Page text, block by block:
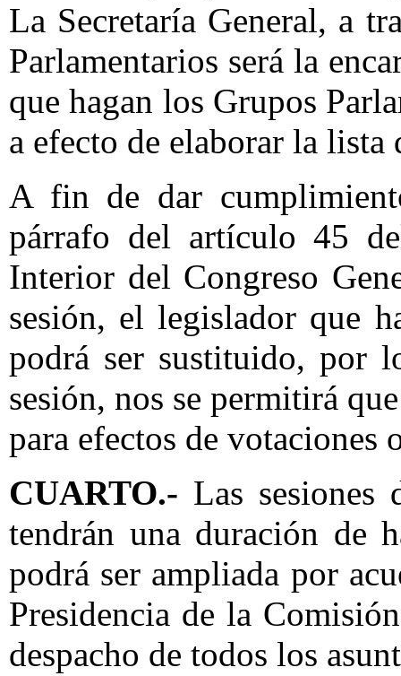
La Secretaría General, a
Parlamentarios será la
que hagan los Grupos
a efecto de elaborar la lista
A fin de dar
párrafo del artículo 45
Interior del Congreso
sesión, el legislador que
podrá ser sustituido, por
sesión, nos se permitirá
para efectos de votaciones
CUARTO.- Las
tendrán una duración de
podrá ser ampliada por
Presidencia de la
despacho de todos los